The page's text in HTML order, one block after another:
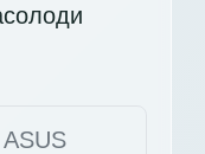
ASUS